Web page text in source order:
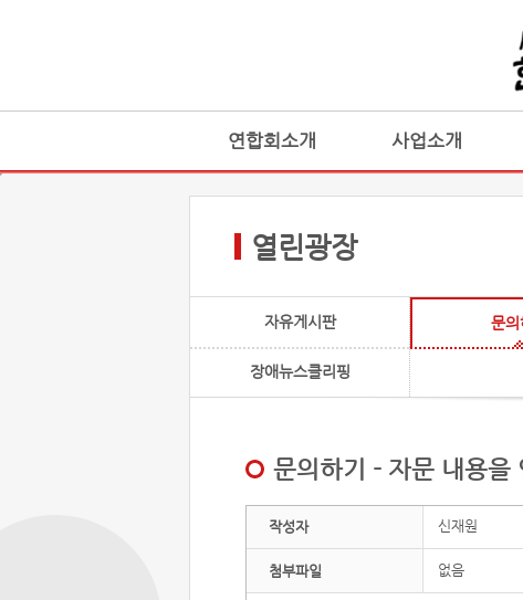
연합회소개 사업소개
열린광장
자유게시판 문의
장애뉴스클리핑
문의하기 - 자문 내용을
작성자 신재원
첨부파일 없음